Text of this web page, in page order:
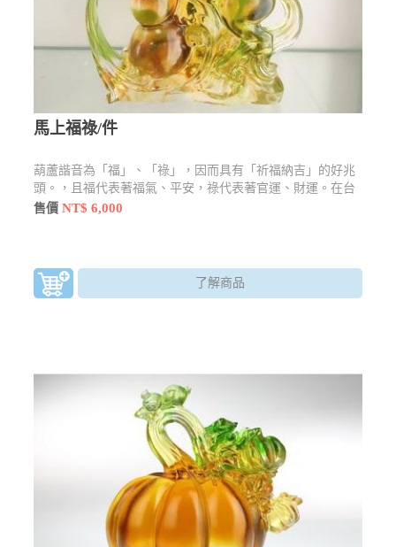
馬上福祿/件
葫蘆諧音為「福」、「祿」，因而具有「祈福納吉」的好兆
頭。，且福代表著福氣、平安，祿代表著官運、財運。在台
灣的鄉間則流傳一句諺語：「厝內一粒瓠(葫蘆)，家內才會
售價NT$ 6,000
了解商品